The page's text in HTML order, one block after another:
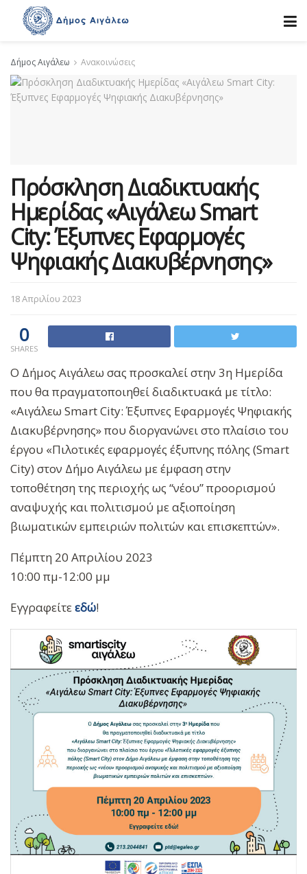
Δήμος Αιγάλεω Ανακοινώσεις
Πρόσκληση Διαδικτυακής
Ημερίδας «Αιγάλεω Smart
City: Έξυπνες Εφαρμογές
Ψηφιακής Διακυβέρνησης»
18 Απριλίου 2023
0
SHARES
Ο Δήμος Αιγάλεω σας προσκαλεί στην 3η Ημερίδα
που θα πραγματοποιηθεί διαδικτυακά με τίτλο:
«Αιγάλεω Smart City: Έξυπνες Εφαρμογές Ψηφιακής
Διακυβέρνησης» που διοργανώνει στο πλαίσιο του
έργου «Πιλοτικές εφαρμογές έξυπνης πόλης (Smart
City) στον Δήμο Αιγάλεω με έμφαση στην
τοποθέτηση της περιοχής ως “νέου” προορισμού
αναψυχής και πολιτισμού με αξιοποίηση
βιωματικών εμπειριών πολιτών και επισκεπτών».
Πέμπτη 20 Απριλίου 2023
10:00 πμ-12:00 μμ
Εγγραφείτεεδώ!